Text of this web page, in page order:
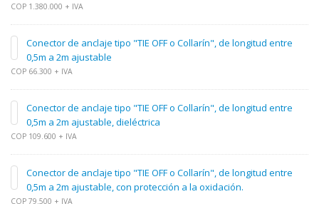
COP 1.380.000 + IVA
Conector de anclaje tipo "TIE OFF o Collarín", de longitud entre
0,5m a 2m ajustable
COP 66.300 + IVA
Conector de anclaje tipo "TIE OFF o Collarín", de longitud entre
0,5m a 2m ajustable, dieléctrica
COP 109.600 + IVA
Conector de anclaje tipo "TIE OFF o Collarín", de longitud entre
0,5m a 2m ajustable, con protección a la oxidación.
COP 79.500 + IVA